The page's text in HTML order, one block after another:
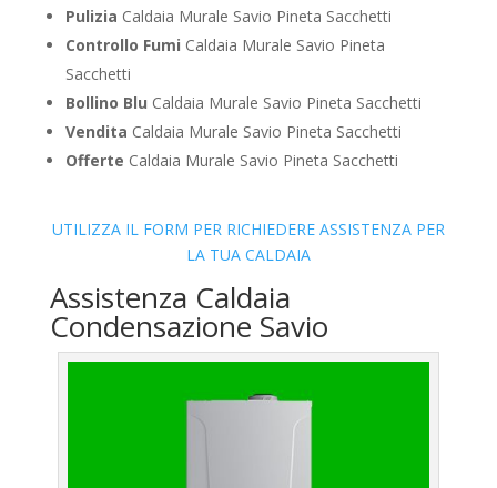
Pulizia Caldaia Murale Savio Pineta Sacchetti
Controllo Fumi Caldaia Murale Savio Pineta
Sacchetti
Bollino Blu Caldaia Murale Savio Pineta Sacchetti
Vendita Caldaia Murale Savio Pineta Sacchetti
Offerte Caldaia Murale Savio Pineta Sacchetti
UTILIZZA IL FORM PER RICHIEDERE ASSISTENZA PER
LA TUA CALDAIA
Assistenza Caldaia
Condensazione Savio